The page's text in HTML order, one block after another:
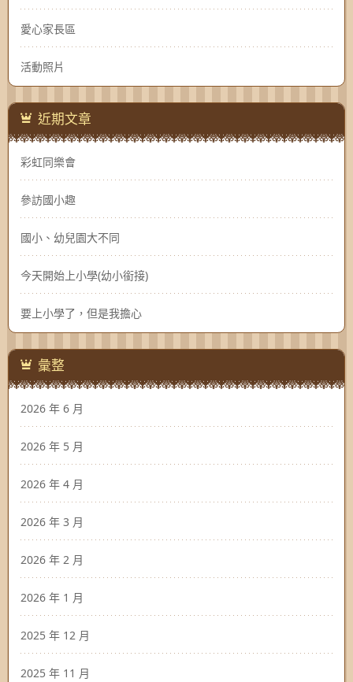
愛心家長區
活動照片
近期文章
彩虹同樂會
參訪國小趣
國小、幼兒園大不同
今天開始上小學(幼小銜接)
要上小學了，但是我擔心
彙整
2026 年 6 月
2026 年 5 月
2026 年 4 月
2026 年 3 月
2026 年 2 月
2026 年 1 月
2025 年 12 月
2025 年 11 月